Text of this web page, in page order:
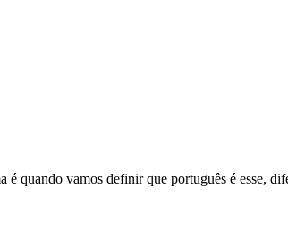
quando vamos definir que português é esse,